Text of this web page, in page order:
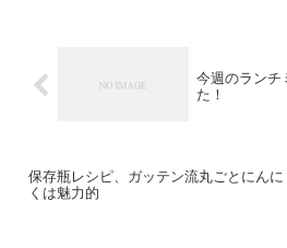
今週のランチ
た！
保存瓶レシピ、ガッテン流丸ごとにんに
くは魅力的